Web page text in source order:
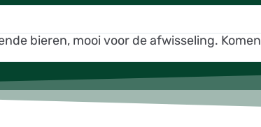
bieren, mooi voor de afwisseling.